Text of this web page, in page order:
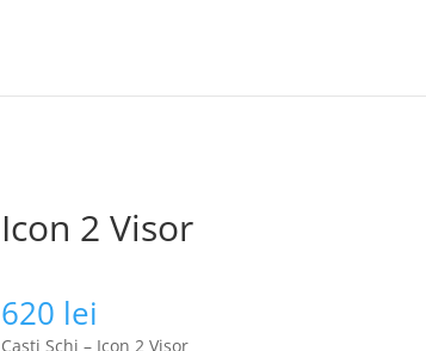
Icon 2 Visor
620 lei
Casti Schi – Icon 2 Visor